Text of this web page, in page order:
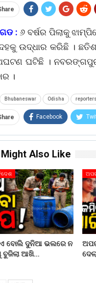
: ୬ ବର୍ଷର ପିଲାକୁ
ଉଦ୍ଧାର କରିଛି ।
ଘଟିଛି ।
।
Bhubaneswar Odisha
Facebook
Also Like
ବୋଲି ଦୁନିଆ ଭଲରେ ନ
ବୁଜିଲା ଆଖି…